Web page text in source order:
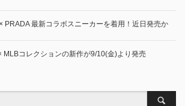
PRADA 最新コラボスニーカーを着用！近日発売か
MLBコレクションの新作が9/10(金)より発売